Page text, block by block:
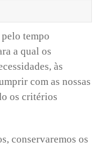
pelo tempo
a qual os
às
com as nossas
os critérios
conservaremos os